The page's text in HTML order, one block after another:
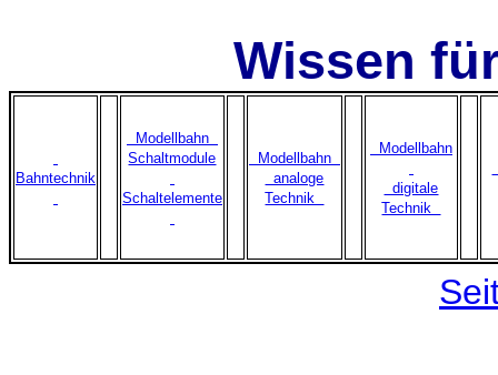
Wissen
Bahntechnik
Modellbahn
Schaltmodule
Schaltelemente
Modellbahn
analoge
Technik
Modellbahn
digitale
Technik